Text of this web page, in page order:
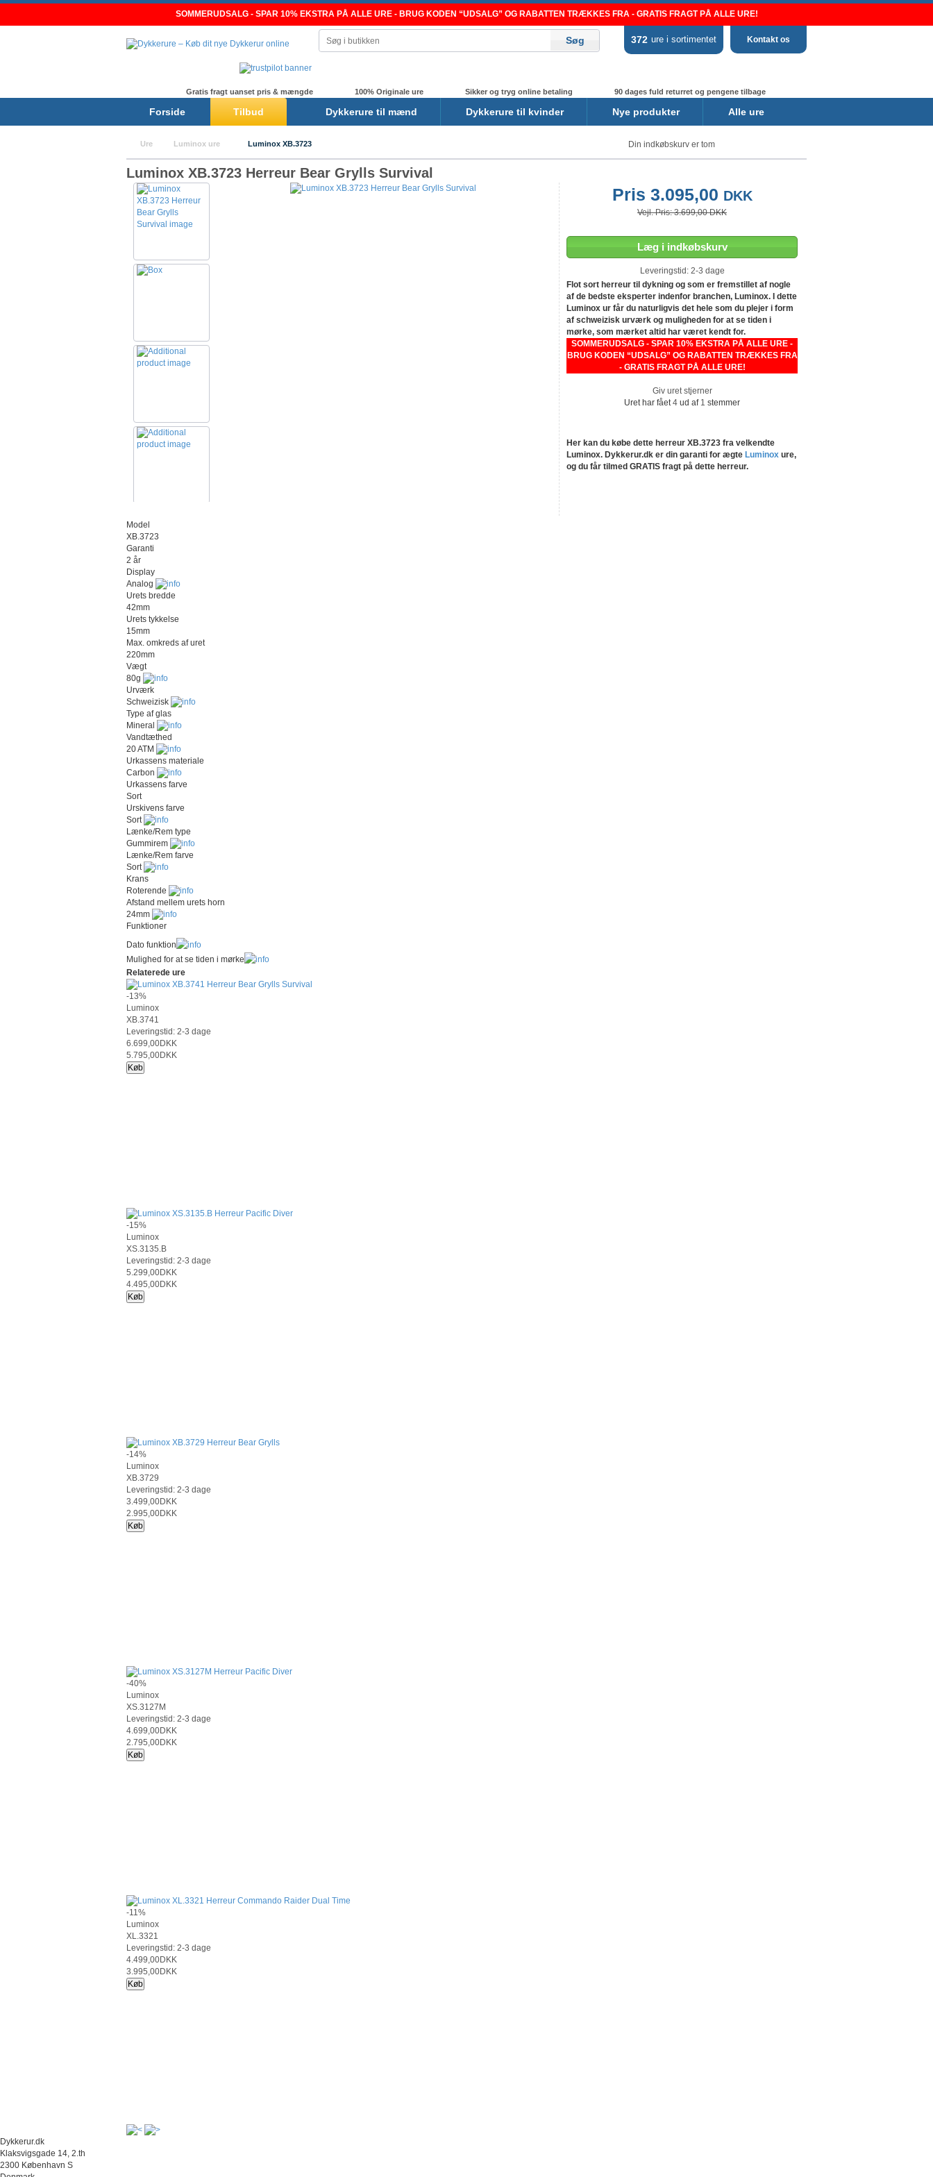
SOMMERUDSALG - SPAR 10% EKSTRA PÅ ALLE URE - BRUG KODEN “UDSALG” OG RABATTEN TRÆKKES FRA - GRATIS FRAGT PÅ ALLE URE!
Kontakt os
372 ure i sortimentet
Gratis fragt uanset pris & mængde 100% Originale ure Sikker og tryg online betaling 90 dages fuld returret og pengene tilbage
Forside Tilbud Dykkerure til mænd Dykkerure til kvinder Nye produkter Alle ure
Din indkøbskurv er tom
Ure Luminox ure Luminox XB.3723
Luminox XB.3723 Herreur Bear Grylls Survival
Pris 3.095,00 DKK
Vejl. Pris: 3.699,00 DKK
Læg i indkøbskurv
Leveringstid: 2-3 dage
Flot sort herreur til dykning og som er fremstillet af nogle
af de bedste eksperter indenfor branchen, Luminox. I dette
Luminox ur får du naturligvis det hele som du plejer i form
af schweizisk urværk og muligheden for at se tiden i
mørke, som mærket altid har været kendt for.
SOMMERUDSALG - SPAR 10% EKSTRA PÅ ALLE URE -
BRUG KODEN “UDSALG” OG RABATTEN TRÆKKES FRA
- GRATIS FRAGT PÅ ALLE URE!
Giv uret stjerner
Uret har fået4 ud af 1 stemmer
Her kan du købe dette herreur XB.3723 fra velkendte
Luminox. Dykkerur.dk er din garanti for ægte Luminox ure,
og du får tilmed GRATIS fragt på dette herreur.
Model
XB.3723
Garanti
2 år
Display
Analog
Urets bredde
42mm
Urets tykkelse
15mm
Max. omkreds af uret
220mm
Vægt
80g
Urværk
Schweizisk
Type af glas
Mineral
Vandtæthed
20 ATM
Urkassens materiale
Carbon
Urkassens farve
Sort
Urskivens farve
Sort
Lænke/Rem type
Gummirem
Lænke/Rem farve
Sort
Krans
Roterende
Afstand mellem urets horn
24mm
Funktioner
Dato funktion
Mulighed for at se tiden i mørke
Relaterede ure
-13%
Luminox
XB.3741
Leveringstid: 2-3 dage
6.699,00DKK
5.795,00DKK
Køb
-15%
Luminox
XS.3135.B
Leveringstid: 2-3 dage
5.299,00DKK
4.495,00DKK
Køb
-14%
Luminox
XB.3729
Leveringstid: 2-3 dage
3.499,00DKK
2.995,00DKK
Køb
-40%
Luminox
XS.3127M
Leveringstid: 2-3 dage
4.699,00DKK
2.795,00DKK
Køb
-11%
Luminox
XL.3321
Leveringstid: 2-3 dage
4.499,00DKK
3.995,00DKK
Køb
Dykkerur.dk
Klaksvigsgade 14, 2.th
2300 København S